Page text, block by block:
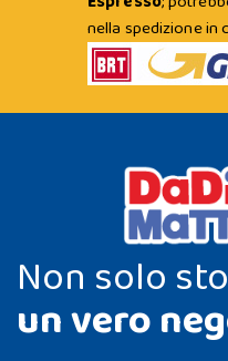
nella spedizione in
Non solo
un vero